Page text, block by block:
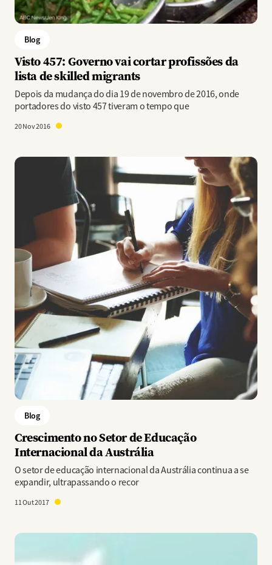
Blog
Visto 457: Governo vai cortar profissões da
lista de skilled migrants
Depois da mudança do dia 19 de novembro de 2016, onde
portadores do visto 457 tiveram o tempo que
20 Nov 2016
Imagem
Blog
Crescimento no Setor de Educação
Internacional da Austrália
O setor de educação internacional da Austrália continua a se
expandir, ultrapassando o recor
11 Out 2017
Imagem